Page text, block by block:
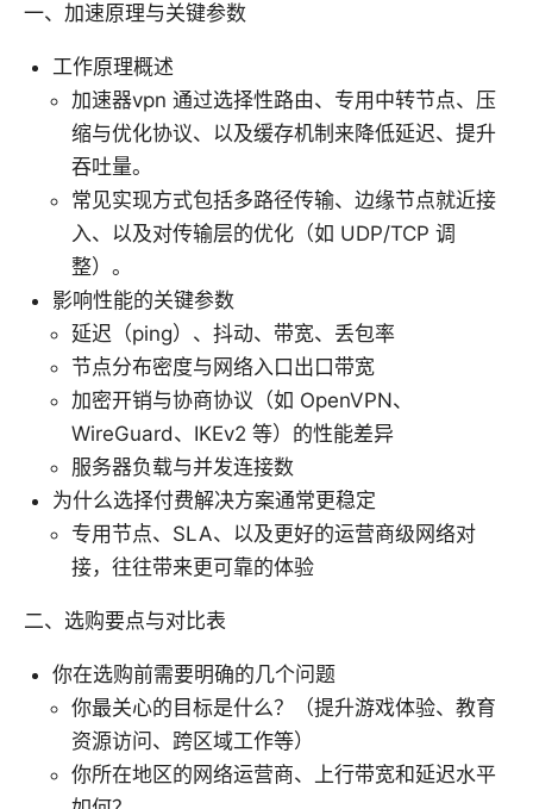
一、加速原理与关键参数
工作原理概述
加速器vpn 通过选择性路由、专用中转节点、压
缩与优化协议、以及缓存机制来降低延迟、提升
吞吐量。
常见实现方式包括多路径传输、边缘节点就近接
入、以及对传输层的优化（如 UDP/TCP 调
整）。
影响性能的关键参数
延迟（ping）、抖动、带宽、丢包率
节点分布密度与网络入口出口带宽
加密开销与协商协议（如 OpenVPN、
WireGuard、IKEv2 等）的性能差异
服务器负载与并发连接数
为什么选择付费解决方案通常更稳定
专用节点、SLA、以及更好的运营商级网络对
接，往往带来更可靠的体验
二、选购要点与对比表
你在选购前需要明确的几个问题
你最关心的目标是什么？（提升游戏体验、教育
资源访问、跨区域工作等）
你所在地区的网络运营商、上行带宽和延迟水平